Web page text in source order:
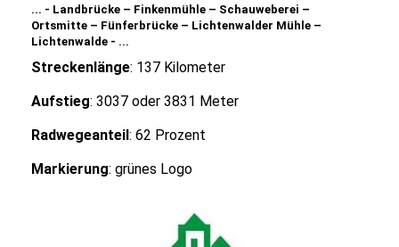
... - Landbrücke – Finkenmühle – Schauweberei –
Ortsmitte – Fünferbrücke – Lichtenwalder Mühle –
Lichtenwalde - ...
Streckenlänge: 137 Kilometer
Aufstieg: 3037 oder 3831 Meter
Radwegeanteil : 62 Prozent
Markierung: grünes Logo